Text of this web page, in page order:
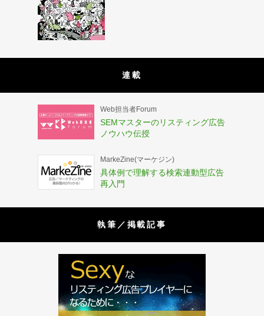
連載
Web担当者Forum
SEMマスターのリスティング広告
ノウハウ伝授
MarkeZine(マーケジン)
具体例で理解する検索連動型広告
再入門
執筆／掲載記事